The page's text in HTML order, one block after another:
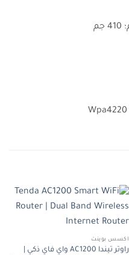
اكسس بوينت
راوتر تيندا AC1200 واي فاي ذكي |